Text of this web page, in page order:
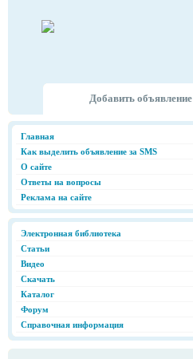
Добавить объявление
Главная
Как выделить объявление за SMS
О сайте
Ответы на вопросы
Реклама на сайте
Электронная библиотека
Статьи
Видео
Скачать
Каталог
Форум
Справочная информация